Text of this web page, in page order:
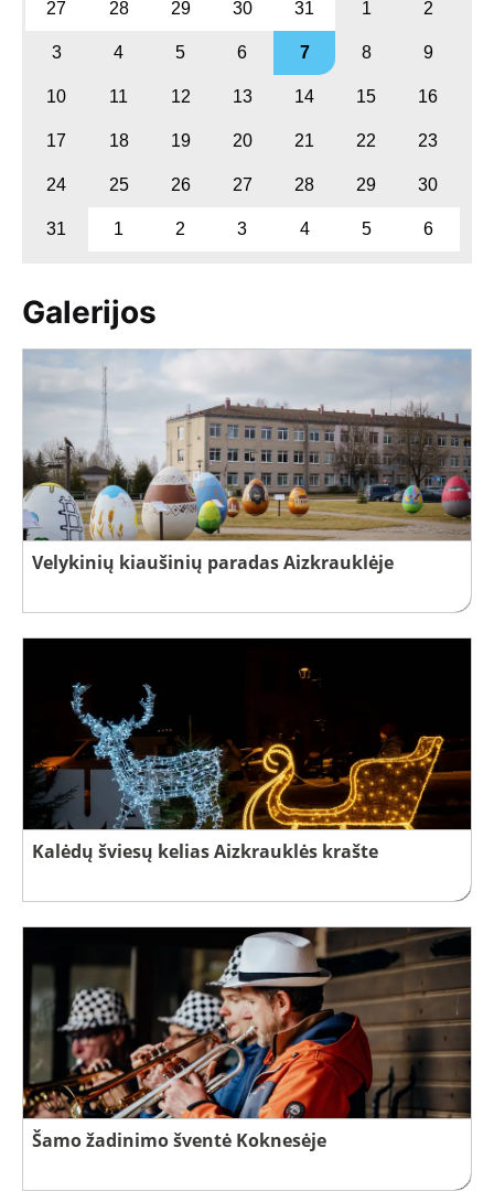
27 28 29 30 31 1 2
3 4 5 6 7 8 9
10 11 12 13 14 15 16
17 18 19 20 21 22 23
24 25 26 27 28 29 30
31 1 2 3 4 5 6
Galerijos
Velykinių kiaušinių paradas Aizkrauklėje
Kalėdų šviesų kelias Aizkrauklės krašte
Šamo žadinimo šventė Koknesėje